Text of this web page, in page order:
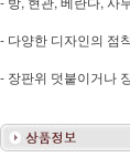
- 다양한 디자인의 점
- 장판위 덧붙이거나